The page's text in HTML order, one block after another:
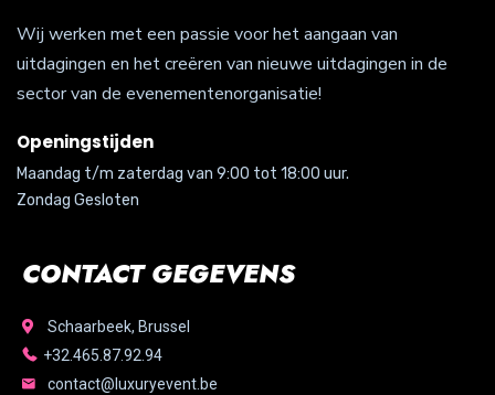
Wij werken met een passie voor het aangaan van
uitdagingen en het creëren van nieuwe uitdagingen in de
sector van de evenementenorganisatie!
Openingstijden
Maandag t/m zaterdag van 9:00 tot 18:00 uur.
Zondag Gesloten
CONTACT GEGEVENS
Schaarbeek, Brussel
+32.465.87.92.94
contact@luxuryevent.be